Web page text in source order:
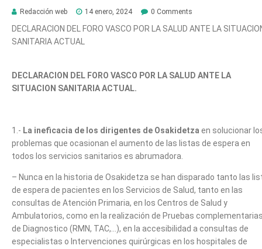
Redacción web 14 enero, 2024 0 Comments
DECLARACION DEL FORO VASCO POR LA SALUD ANTE LA
SANITARIA ACTUAL
DECLARACION DEL FORO VASCO POR LA SALUD ANTE LA
SITUACION SANITARIA ACTUAL.
1.- La ineficacia de los dirigentes de Osakidetza en solucionar
problemas que ocasionan el aumento de las listas de espera en
todos los servicios sanitarios es abrumadora.
– Nunca en la historia de Osakidetza se han disparado tanto las
de espera de pacientes en los Servicios de Salud, tanto en las
consultas de Atención Primaria, en los Centros de Salud y
Ambulatorios, como en la realización de Pruebas
de Diagnostico (RMN, TAC,…), en la accesibilidad a consultas de
especialistas o Intervenciones quirúrgicas en los hospitales de